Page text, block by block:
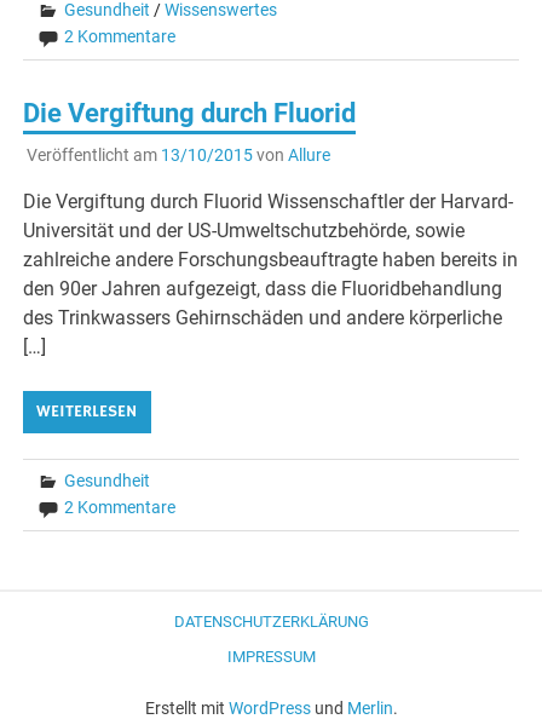
Gesundheit /Wissenswertes
2 Kommentare
Die Vergiftung durch Fluorid
Veröffentlicht am 13/10/2015von Allure
Die Vergiftung durch Fluorid Wissenschaftler der Harvard-
Universität und der US-Umweltschutzbehörde, sowie
zahlreiche andere Forschungsbeauftragte haben bereits in
den 90er Jahren aufgezeigt, dass die Fluoridbehandlung
des Trinkwassers Gehirnschäden und andere körperliche
[…]
WEITERLESEN
Gesundheit
2 Kommentare
DATENSCHUTZERKLÄRUNG
IMPRESSUM
Erstellt mit WordPressund Merlin.